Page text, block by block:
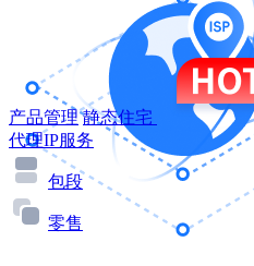
产品管理 静态住宅
代理IP服务
包段
零售